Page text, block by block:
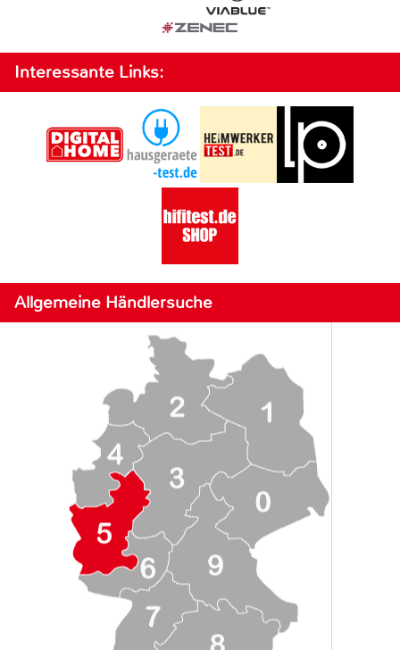
Interessante Links:
Allgemeine Händlersuche